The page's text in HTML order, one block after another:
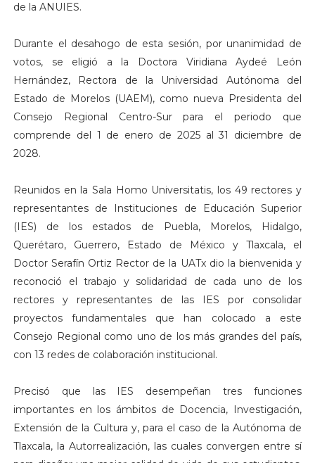
de la ANUIES.
Durante el desahogo de esta sesión, por unanimidad de
votos, se eligió a la Doctora Viridiana Aydeé León
Hernández, Rectora de la Universidad Autónoma del
Estado de Morelos (UAEM), como nueva Presidenta del
Consejo Regional Centro-Sur para el periodo que
comprende del 1 de enero de 2025 al 31 diciembre de
2028.
Reunidos en la Sala Homo Universitatis, los 49 rectores y
representantes de Instituciones de Educación Superior
(IES) de los estados de Puebla, Morelos, Hidalgo,
Querétaro, Guerrero, Estado de México y Tlaxcala, el
Doctor Serafín Ortiz Rector de la UATx dio la bienvenida y
reconoció el trabajo y solidaridad de cada uno de los
rectores y representantes de las IES por consolidar
proyectos fundamentales que han colocado a este
Consejo Regional como uno de los más grandes del país,
con 13 redes de colaboración institucional.
Precisó que las IES desempeñan tres funciones
importantes en los ámbitos de Docencia, Investigación,
Extensión de la Cultura y, para el caso de la Autónoma de
Tlaxcala, la Autorrealización, las cuales convergen entre sí